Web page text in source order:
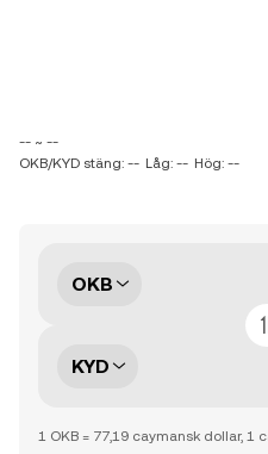
-- ~ --
OKB/KYD stäng: -- Låg: -- Hög: --
OKB
KYD
1 OKB = 77,19 caymansk dollar, 1